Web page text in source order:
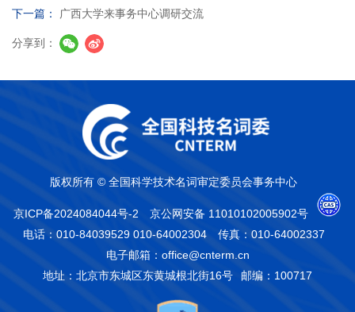
下一篇：
广西大学来事务中心调研交流
分享到：
版权所有 © 全国科学技术名词审定委员会事务中心
京ICP备2024084044号-2
京公网安备 11010102005902号
电话：010-84039529 010-64002304
传真：010-64002337
电子邮箱：office@cnterm.cn
地址：北京市东城区东黄城根北街16号
邮编：100717